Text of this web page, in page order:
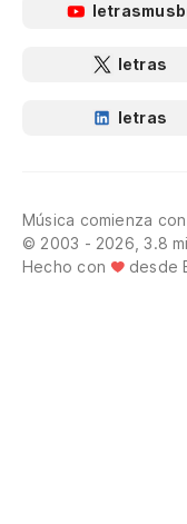
letras
letras
Música comienza
© 2003 - 2026, 3.8
Hecho con
desde